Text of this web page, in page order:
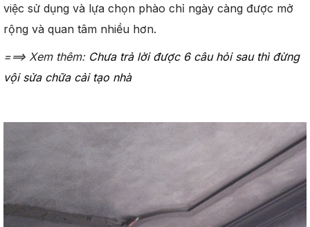
việc sử dụng và lựa chọn phào chỉ ngày càng được mở
rộng và quan tâm nhiều hơn.
===> Xem thêm: Chưa trả lời được 6 câu hỏi sau thì đừng
vội sửa chữa cải tạo nhà